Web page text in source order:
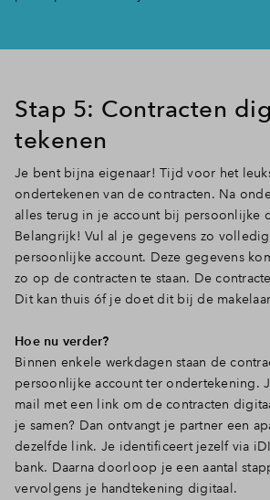
Stap 5: Contracten
tekenen
Je bent bijna eigenaar! Tijd voor het
ondertekenen van de contracten. Na
alles terug in je account bij persoonlijke
Belangrijk! Vul al je gegevens zo
persoonlijke account. Deze gegevens
zo op de contracten te staan. De
Dit kan thuis óf je doet dit bij de
Hoe nu verder?
Binnen enkele werkdagen staan de
persoonlijke account ter ondertekening.
mail met een link om de contracten
je samen? Dan ontvangt je partner een
dezelfde link. Je identificeert jezelf via
bank. Daarna doorloop je een aantal
vervolgens je handtekening digitaal.